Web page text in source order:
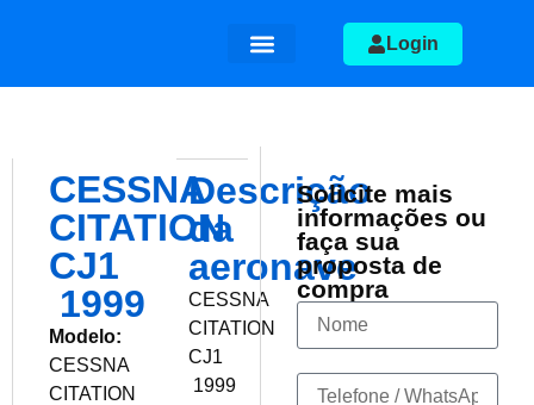
Login
CESSNA
CITATION
CJ1
1999
Modelo:
CESSNA
CITATION
Descrição
da
aeronave
CESSNA
CITATION
CJ1
1999
Solicite mais
informações ou
faça sua
proposta de
compra